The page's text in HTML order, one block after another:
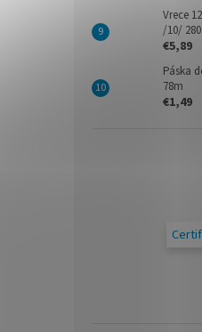
Vrece
/10/
€5,89
Páska
78m
€1,49